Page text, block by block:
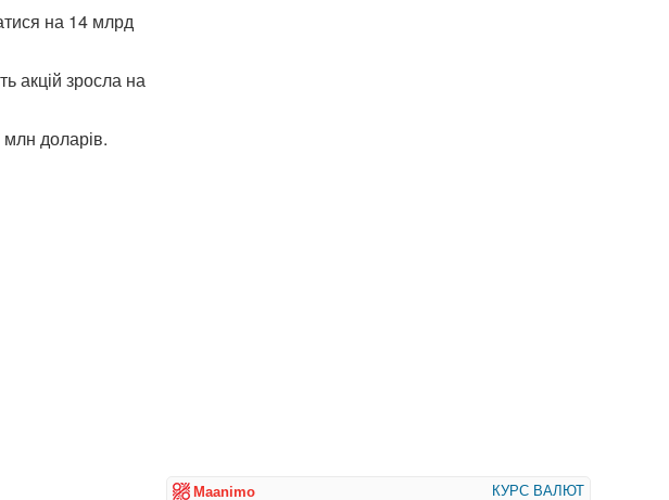
на 14 млрд
акцій зросла на
млн ​​доларів.